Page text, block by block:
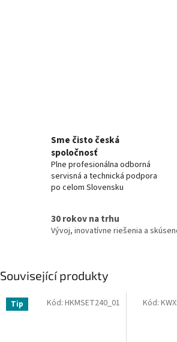
Sme čisto česká
spoločnosť
Plne profesionálna odborná
servisná a technická podpora
po celom Slovensku
30 rokov na trhu
Vývoj, inovatívne riešenia a
Související produkty
Tip Kód: HKMSET240_01 Kód: